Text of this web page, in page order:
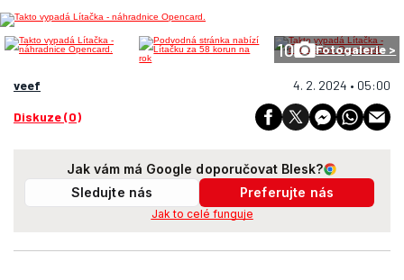
10 Fotogalerie >
veef 4. 2. 2024 • 05:00
Diskuze (0)
Jak vám má Google doporučovat Blesk?
Sledujte nás
Preferujte nás
Jak to celé funguje